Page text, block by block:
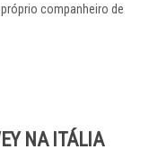
companheiro de
NA ITÁLIA